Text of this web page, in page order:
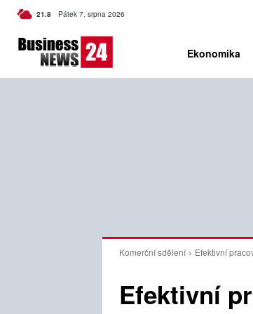
21.8 C Czech
Pátek 7. srpna 2026
Ekonomika
Komerční sdělení Efektivní
Efektivní